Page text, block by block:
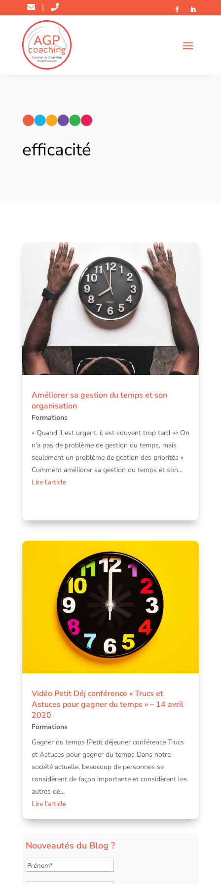
|
efficacité
Améliorer sa gestion du temps et son
organisation
Formations
« Quand il est urgent, il est souvent trop tard »« On
n’a pas de problème de gestion du temps, mais
seulement un problème de gestion des priorités »
Comment améliorer sa gestion du temps et son...
Lire l'article
Vidéo Petit Déj conférence « Trucs et
Astuces pour gagner du temps » – 14 avril
2020
Formations
Gagner du temps !Petit déjeuner conférence Trucs
et Astuces pour gagner du temps Dans notre
société actuelle, beaucoup de personnes se
considèrent de façon importante et considèrent les
autres de...
Lire l'article
Nouveautés du Blog ?